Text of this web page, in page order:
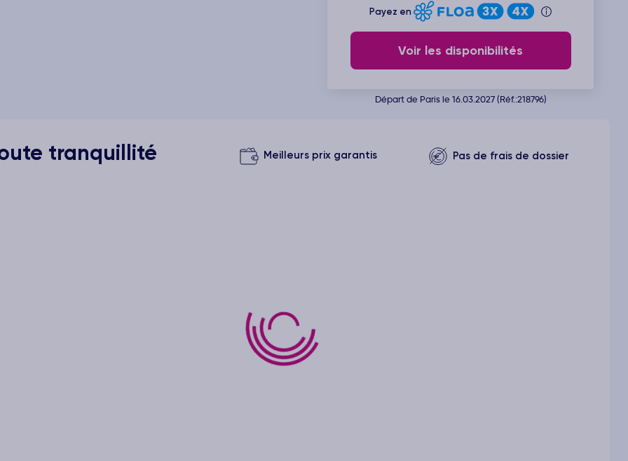
Payez en
Voir les disponibilités
Départ de Paris le 16.03.2027 (Réf.:218796)
tranquillité Meilleurs prix garantis Pas de frais de dossier